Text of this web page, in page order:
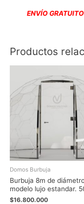
ENVÍO
Productos
Domos Burbuja
Burbuja 8m de
modelo lujo estandar.
$16.800.000